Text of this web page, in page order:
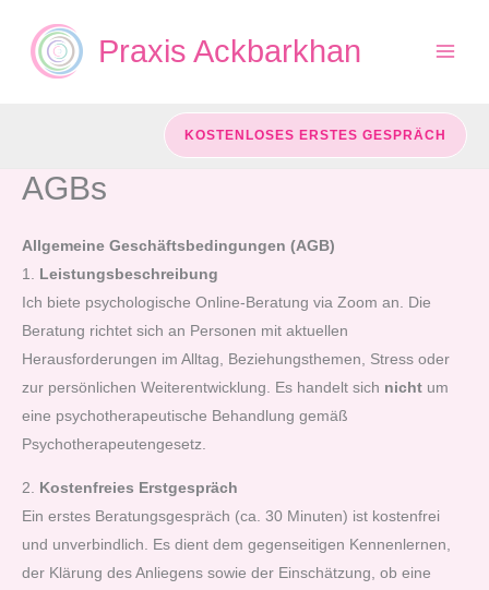
Inhalt
springen
Praxis Ackbarkhan
KOSTENLOSES ERSTES GESPRÄCH
AGBs
Allgemeine Geschäftsbedingungen (AGB)
1. Leistungsbeschreibung
Ich biete psychologische Online-Beratung via Zoom an. Die
Beratung richtet sich an Personen mit aktuellen
Herausforderungen im Alltag, Beziehungsthemen, Stress oder
zur persönlichen Weiterentwicklung. Es handelt sich nicht um
eine psychotherapeutische Behandlung gemäß
Psychotherapeutengesetz.
2. Kostenfreies Erstgespräch
Ein erstes Beratungsgespräch (ca. 30 Minuten) ist kostenfrei
und unverbindlich. Es dient dem gegenseitigen Kennenlernen,
der Klärung des Anliegens sowie der Einschätzung, ob eine